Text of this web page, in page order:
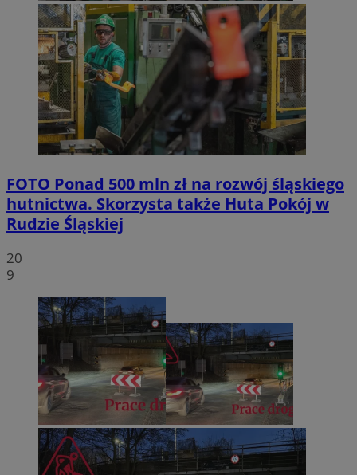
FOTO Ponad 500 mln zł na rozwój śląskiego
hutnictwa. Skorzysta także Huta Pokój w
Rudzie Śląskiej
20
9